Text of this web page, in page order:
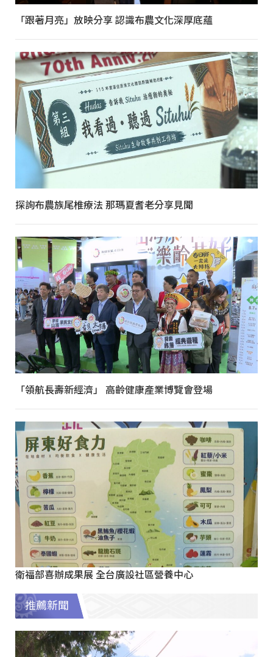
「跟著月亮」放映分享 認識布農文化深厚底蘊
探詢布農族尾椎療法 那瑪夏耆老分享見聞
「領航長壽新經濟」 高齡健康產業博覽會登場
衛福部喜辦成果展 全台廣設社區營養中心
推薦新聞